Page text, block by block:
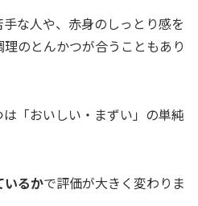
な人や、赤身のしっとり感を
のとんかつが合うこともあり
「おいしい・まずい」の単純
いるかで評価が大きく変わりま